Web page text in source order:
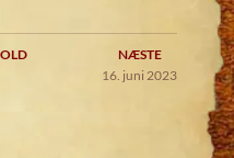
NÆSTE
16. juni 2023